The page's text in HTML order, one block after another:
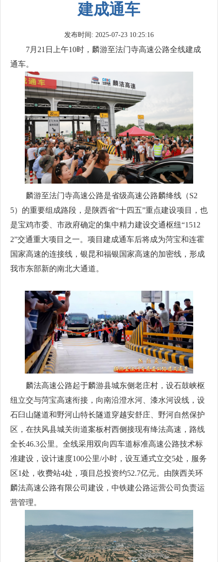
建成通车
发布时间: 2025-07-23 10:25:16
7月21日上午10时，麟游至法门寺高速公路全线建成
通车。
麟游至法门寺高速公路是省级高速公路麟绛线（S2
5）的重要组成路段，是陕西省“十四五”重点建设项目，也
是宝鸡市委、市政府确定的集中精力建设交通枢纽“1512
2”交通重大项目之一。项目建成通车后将成为菏宝和连霍
国家高速的连接线，银昆和福银国家高速的加密线，形成
我市东部新的南北大通道。
麟法高速公路起于麟游县城东侧老庄村，设石鼓峡枢
纽立交与菏宝高速衔接，向南沿澄水河、漆水河设线，设
石臼山隧道和野河山特长隧道穿越安舒庄、野河自然保护
区，在扶风县城关街道案板村西侧接现有绛法高速，路线
全长46.3公里。全线采用双向四车道标准高速公路技术标
准建设，设计速度100公里/小时，设互通式立交5处，服务
区1处，收费站4处，项目总投资约52.7亿元。由陕西关环
麟法高速公路有限公司建设，中铁建公路运营公司负责运
营管理。